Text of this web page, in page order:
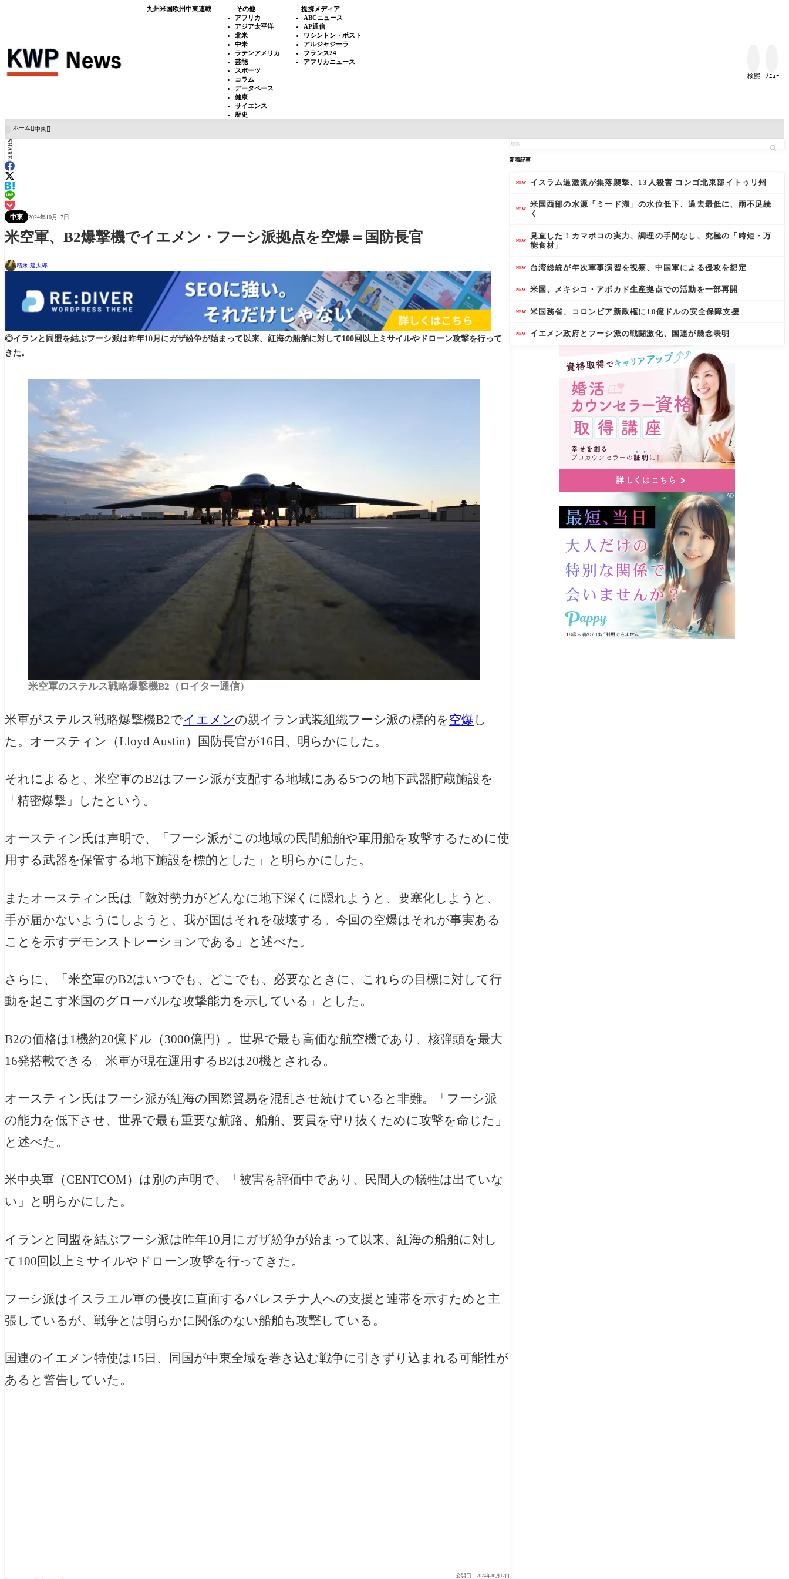
九州米国欧州中東連載
その他
アフリカ
アジア太平洋
北米
中米
ラテンアメリカ
芸能
スポーツ
コラム
データベース
健康
サイエンス
歴史
提携メディア
ABCニュース
AP通信
ワシントン・ポスト
アルジャジーラ
フランス24
アフリカニュース
検察 ﾒﾆｭｰ
ホーム 中東
SHARE:
中東 2024年10月17日
米空軍、B2爆撃機でイエメン・フーシ派拠点を空爆＝国防長官
増永 建太郎
◎イランと同盟を結ぶフーシ派は昨年10月にガザ紛争が始まって以来、紅海の船舶に対して100回以上ミサイルやドローン攻撃を行って
きた。
米空軍のステルス戦略爆撃機B2（ロイター通信）
米軍がステルス戦略爆撃機B2でイエメンの親イラン武装組織フーシ派の標的を空爆 し
た。 オースティン （Lloyd Austin）国防長官が16日、明らかにした。
それによると、米空軍のB2はフーシ派が支配する地域にある5つの地下武器貯蔵施設を
「精密爆撃」したという。
オースティン氏は声明で、「フーシ派がこの地域の民間船舶や軍用船を攻撃するために使
用する武器を保管する地下施設を標的とした」と明らかにした。
またオースティン氏は「敵対勢力がどんなに地下深くに隠れようと、要塞化しようと、
手が届かないようにしようと、我が国はそれを破壊する。今回の空爆はそれが事実ある
ことを示すデモンストレーションである」と述べた。
さらに、「米空軍のB2はいつでも、どこでも、必要なときに、これらの目標に対して行
動を起こす米国のグローバルな攻撃能力を示している」とした。
B2の価格は1機約20億ドル（3000億円）。世界で最も高価な航空機であり、核弾頭を最大
16発搭載できる。米軍が現在運用するB2は20機とされる。
オースティン氏はフーシ派が紅海の国際貿易を混乱させ続けていると非難。「フーシ派
の能力を低下させ、世界で最も重要な航路、船舶、要員を守り抜くために攻撃を命じた」
と述べた。
米中央軍（CENTCOM）は別の声明で、「被害を評価中であり、
民間人の犠牲は出ていな
い」と明らかにした。
イランと同盟を結ぶフーシ派は昨年10月にガザ紛争が始まって以来、紅海の船舶に対し
て100回以上ミサイルやドローン攻撃を行ってきた。
フーシ派はイスラエル軍の侵攻に直面するパレスチナ人への支援と連帯を示すためと主
張しているが、戦争とは明らかに関係のない船舶も攻撃している。
国連のイエメン特使は15日、同国が中東全域を巻き込む戦争に引きずり込まれる可能性が
あると警告していた。
公開日： 2024年10月17日
新着記事
NEW イスラム過激派が集落襲撃、13人殺害 コンゴ北東部イトゥリ州
NEW
米国西部の水源「ミード湖」の水位低下、過去最低に、雨不足続
く
NEW
見直した！カマボコの実力、調理の手間なし、究極の「時短・万
能食材」
NEW 台湾総統が年次軍事演習を視察、中国軍による侵攻を想定
NEW 米国、メキシコ・アボカド生産拠点での活動を一部再開
NEW 米国務省、コロンビア新政権に10億ドルの安全保障支援
NEW イエメン政府とフーシ派の戦闘激化、国連が懸念表明